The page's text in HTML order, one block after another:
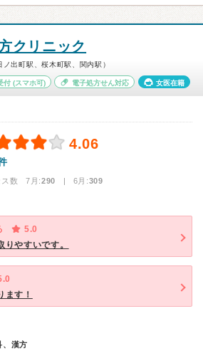
クリニック
出町駅、桜木町駅、関内駅）
付(スマホ可) 電子処方せん対応 女医在籍
4.06
ス数 7月:290 | 6月:309
5.0
やすいです。
ます！
、漢方